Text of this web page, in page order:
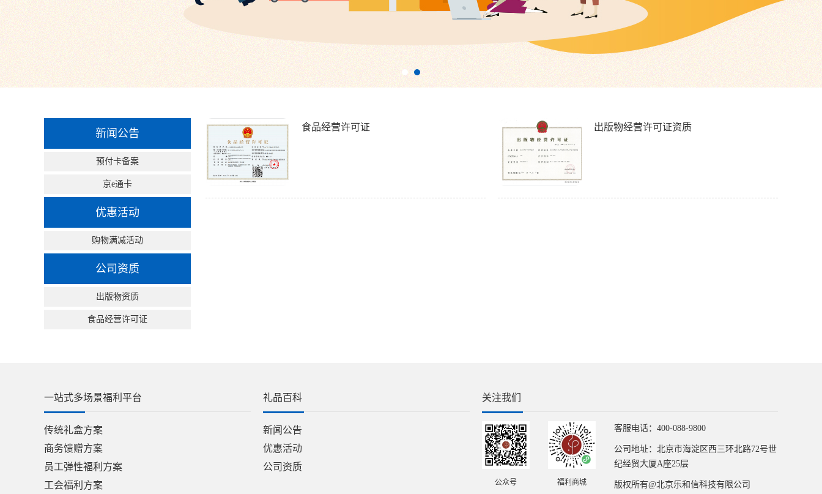
新闻公告
预付卡备案
京e通卡
优惠活动
购物满减活动
公司资质
出版物资质
食品经营许可证
食品经营许可证 出版物经营许可证资质
一站式多场景福利平台
传统礼盒方案
商务馈赠方案
员工弹性福利方案
工会福利方案
礼品百科
新闻公告
优惠活动
公司资质
关注我们
公众号 福利商城
客服电话：400-088-9800
公司地址：北京市海淀区西三环北路72号世
纪经贸大厦A座25层
版权所有@北京乐和信科技有限公司